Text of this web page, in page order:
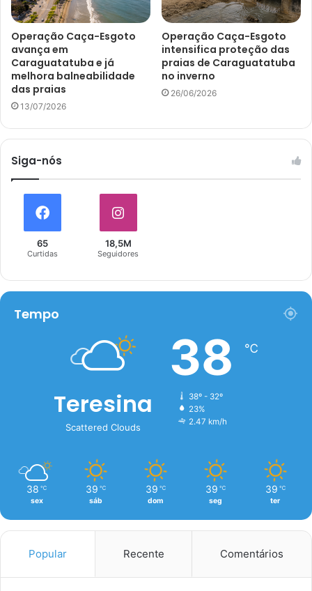
Operação Caça-Esgoto
avança em
Caraguatatuba e já
melhora balneabilidade
das praias
13/07/2026
Operação Caça-Esgoto
intensifica proteção das
praias de Caraguatatuba
no inverno
26/06/2026
Siga-nós
65
Curtidas
18,5M
Seguidores
Tempo
Teresina
Scattered Clouds
38 ℃
38º - 32º
23%
2.47 km/h
38 ℃
sex
39 ℃
sáb
39 ℃
dom
39 ℃
seg
39 ℃
ter
Popular Recente Comentários